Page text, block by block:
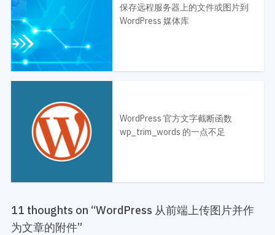
保存远程服务器上的文件或图片到
WordPress 媒体库
WordPress 官方文字截断函数
wp_trim_words 的一点不足
11 thoughts on “WordPress 从前端上传图片并作
为文章的附件”